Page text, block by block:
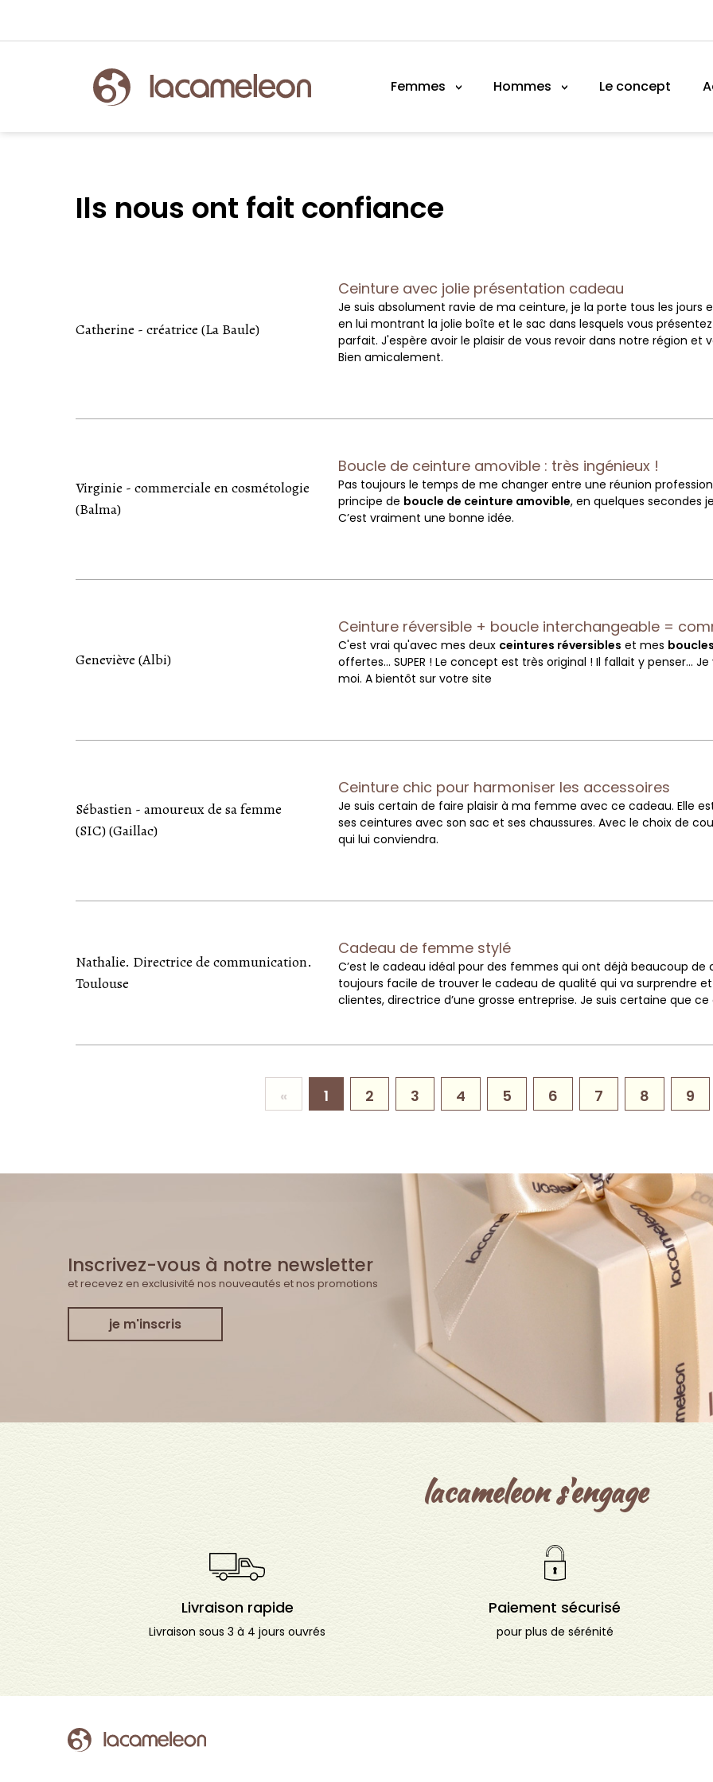
Femmes Hommes Le concept
Ils nous ont fait confiance
Ceinture avec jolie présentation cadeau
Je suis absolument ravie de ma ceinture, je la porte tous les
en lui montrant la jolie boîte et le sac dans lesquels vous
parfait. J'espère avoir le plaisir de vous revoir dans notre région et
Bien amicalement.
Catherine - créatrice (La Baule)
Boucle de ceinture amovible : très ingénieux !
Pas toujours le temps de me changer entre une réunion
principe de boucle de ceinture amovible, en quelques secondes
C’est vraiment une bonne idée.
Virginie - commerciale en cosmétologie
(Balma)
Ceinture réversible + boucle interchangeable =
C'est vrai qu'avec mes deux ceintures réversibles et mes
offertes... SUPER ! Le concept est très original ! Il fallait y
moi. A bientôt sur votre site
Geneviève (Albi)
Ceinture chic pour harmoniser les accessoires
Je suis certain de faire plaisir à ma femme avec ce cadeau. Elle
ses ceintures avec son sac et ses chaussures. Avec le choix de
qui lui conviendra.
Sébastien - amoureux de sa femme
(SIC) (Gaillac)
Cadeau de femme stylé
C’est le cadeau idéal pour des femmes qui ont déjà beaucoup
toujours facile de trouver le cadeau de qualité qui va surprendre
clientes, directrice d’une grosse entreprise. Je suis certaine que
Nathalie. Directrice de communication.
Toulouse
« 1 2 3 4 5 6 7 8 9
Inscrivez-vous à notre newsletter
et recevez en exclusivité nos nouveautés et nos promotions
je m'inscris
lacameleon s'engage
Livraison rapide
Livraison sous 3 à 4 jours ouvrés
Paiement sécurisé
pour plus de sérénité